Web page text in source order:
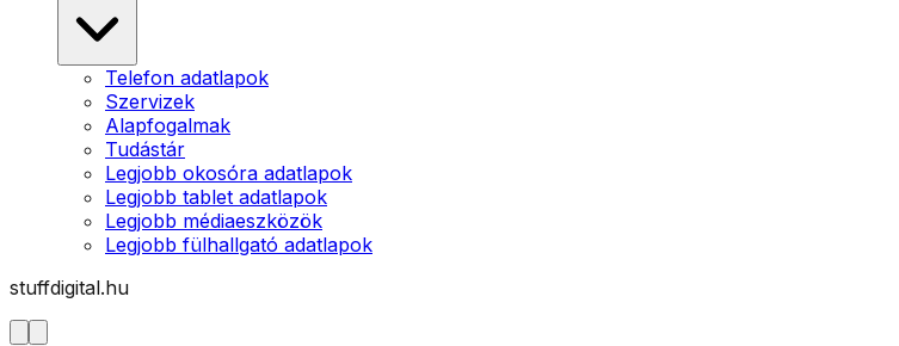
Telefon adatlapok
Szervizek
Alapfogalmak
Tudástár
Legjobb okosóra adatlapok
Legjobb tablet adatlapok
Legjobb médiaeszközök
Legjobb fülhallgató adatlapok
stuffdigital.hu